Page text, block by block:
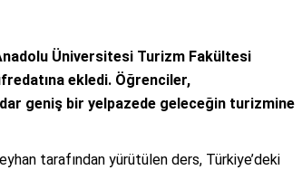
Üniversitesi Turizm Fakültesi
ekledi. Öğrenciler,
geniş bir yelpazede geleceğin turizmine
tarafından yürütülen ders, Türkiye’deki